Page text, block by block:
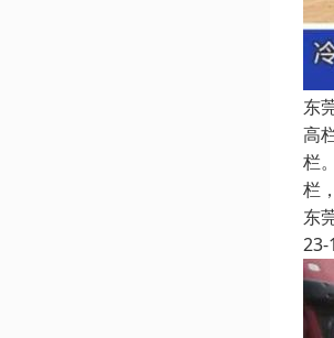
东
高
栏
栏
东
23-